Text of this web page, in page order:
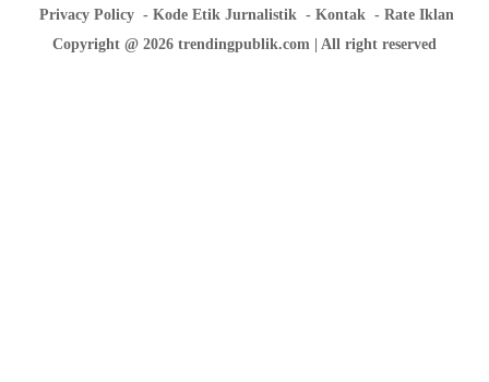
Privacy Policy
Kode Etik Jurnalistik Kontak
Rate Iklan
Copyright @ 2026 trendingpublik.com | All right reserved